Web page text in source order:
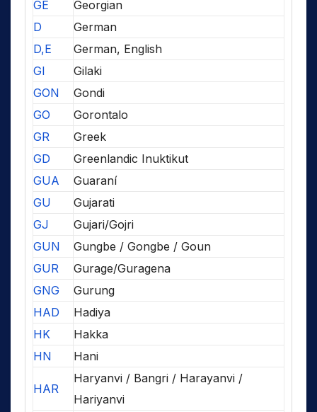
GE
Georgian
D
German
D,E
German, English
GI
Gilaki
GON
Gondi
GO
Gorontalo
GR
Greek
GD
Greenlandic Inuktikut
GUA
Guaraní
GU
Gujarati
GJ
Gujari/Gojri
GUN
Gungbe / Gongbe / Goun
GUR
Gurage/Guragena
GNG
Gurung
HAD
Hadiya
HK
Hakka
HN
Hani
HAR
Haryanvi / Bangri / Harayanvi /
Hariyanvi